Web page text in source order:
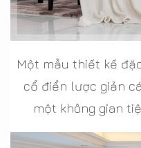
Một mẫu thiết kế
cổ điển lược giản
một không gian